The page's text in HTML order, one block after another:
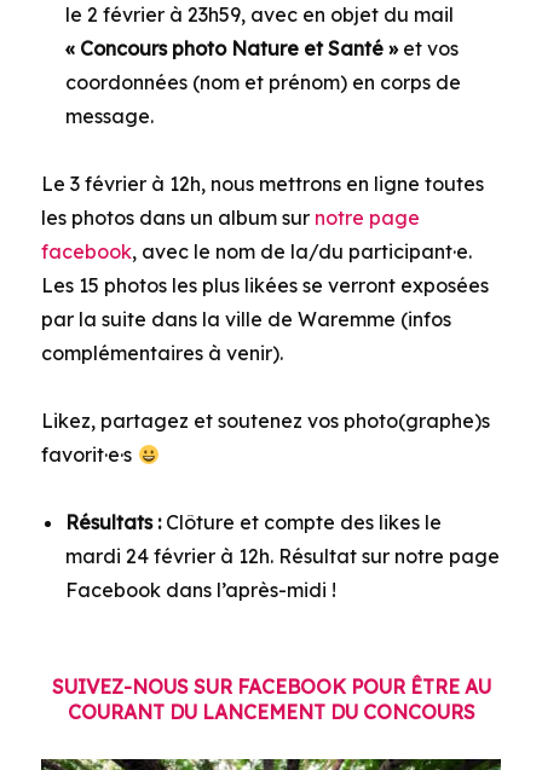
le 2 février à 23h59, avec en objet du mail
« Concours photo Nature et Santé »et vos
coordonnées (nom et prénom) en corps de
message.
Le 3 février à 12h, nous mettrons en ligne toutes
les photos dans un album sur notre page
facebook, avec le nom de la/du participant·e.
Les 15 photos les plus likées se verront exposées
par la suite dans la ville de Waremme (infos
complémentaires à venir).
Likez, partagez et soutenez vos photo(graphe)s
favorit·e·s
Résultats :Clôture et compte des likes le
mardi 24 février à 12h. Résultat sur notre page
Facebook dans l’après-midi !
SUIVEZ-NOUS SUR FACEBOOK POUR ÊTRE AU
COURANT DU LANCEMENT DU CONCOURS